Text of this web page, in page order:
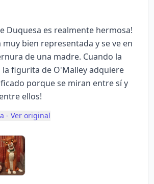
Duquesa es realmente hermosa!
bien representada y se ve en
de una madre. Cuando la
la figurita de O'Malley adquiere
porque se miran entre sí y
ellos!
- Ver original